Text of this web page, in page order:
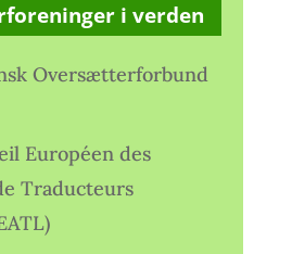
i verden
Oversætterforbund
Européen des
Traducteurs